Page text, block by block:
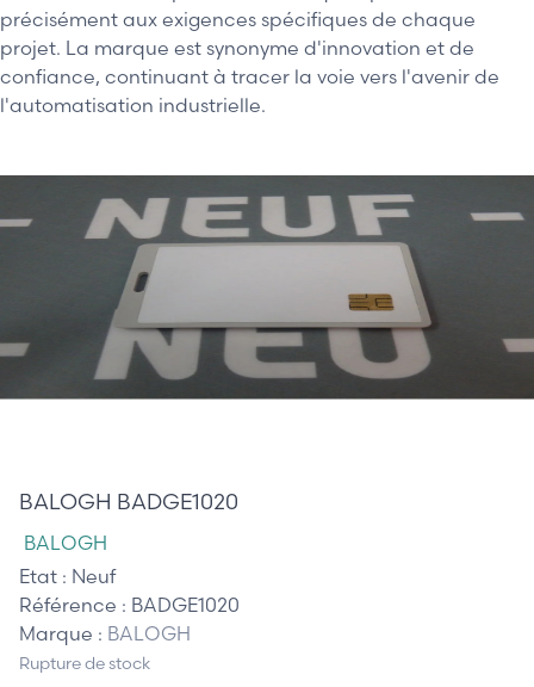
précisément aux exigences spécifiques de chaque
projet. La marque est synonyme d'innovation et de
confiance, continuant à tracer la voie vers l'avenir de
l'automatisation industrielle.
BALOGH BADGE1020
BALOGH
Etat : Neuf
Référence : BADGE1020
Marque : BALOGH
Rupture de stock